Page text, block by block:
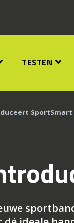
TESTEN
SportSmart